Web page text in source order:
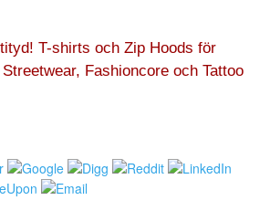
T-shirts och Zip Hoods för
Fashioncore och Tattoo